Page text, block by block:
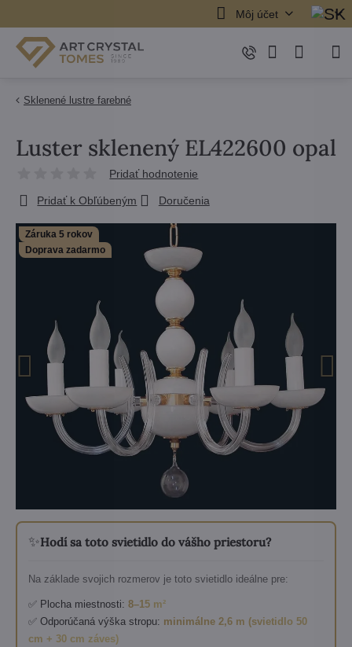
Môj účet
Sklenené lustre farebné
Záruka 5 rokov
Doprava zadarmo
✨Hodí sa toto svietidlo do vášho priestoru?
Na základe svojich rozmerov je toto svietidlo ideálne pre:
✅ Plocha miestnosti: 8–15 m²
✅ Odporúčaná výška stropu: minimálne 2,6 m (svietidlo 50
cm + 30 cm záves)
Luster sklenený EL422600 opal
Pridať hodnotenie
Pridať k Obľúbeným Doručenia